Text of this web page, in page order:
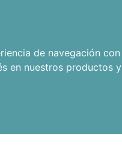
de navegación
en nuestros productos